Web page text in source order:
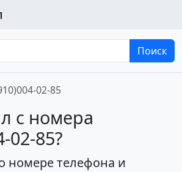
Поиск
02-85
с номера
02-85?
номере телефона и